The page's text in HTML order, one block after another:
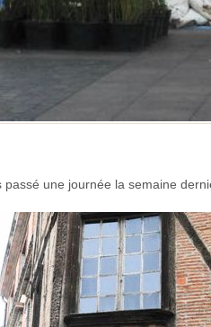
passé une journée la semaine